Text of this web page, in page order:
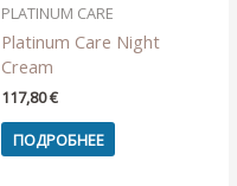
PLATINUM CARE
Platinum Care Night
Cream
117,80€
ПОДРОБНЕЕ